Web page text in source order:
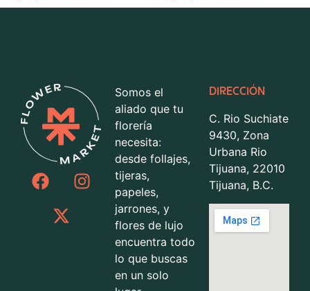
Somos el
aliado que tu
florería
necesita:
desde follajes,
tijeras,
papeles,
jarrones, y
flores de lujo
encuentra todo
lo que buscas
en un solo
DIRECCIÓN
C. Rio Suchiate
9430, Zona
Urbana Rio
Tijuana, 22010
Tijuana, B.C.